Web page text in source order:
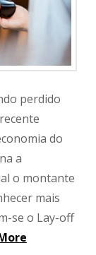
perdido
do
a
o montante
mais
se o Lay-off